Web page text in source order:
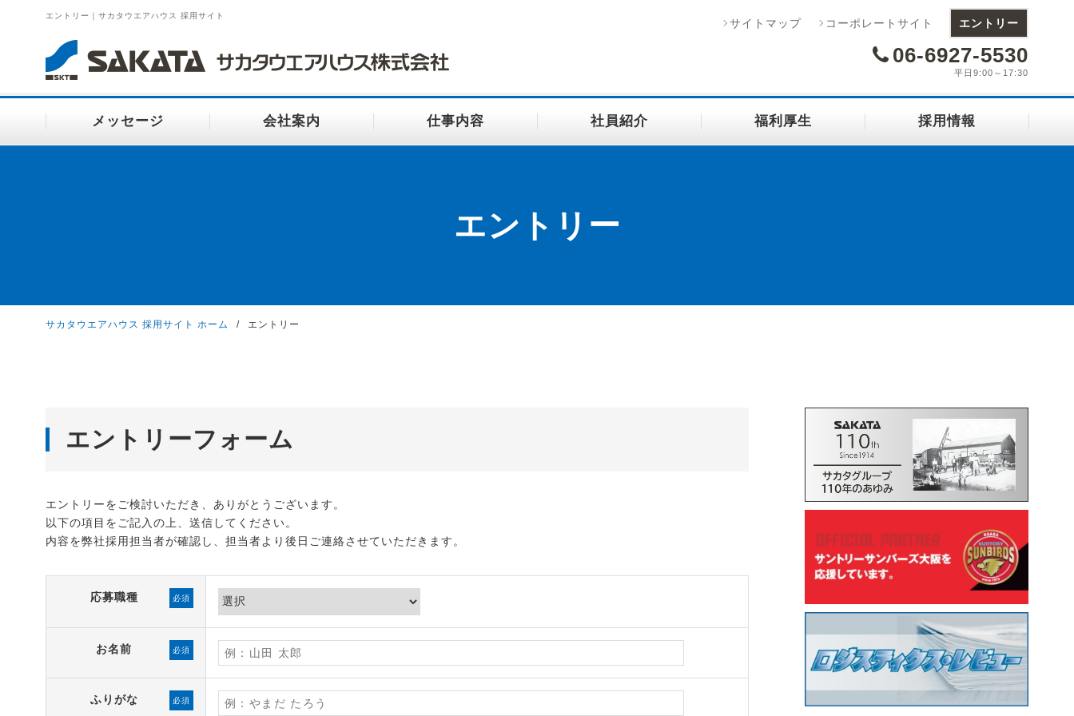
エントリー｜サカタウエアハウス 採用サイト
06-6927-5530
平日9:00～17:30
サイトマップ コーポレートサイト エントリー
メッセージ 会社案内 仕事内容 社員紹介 福利厚生 採用情報
エントリー
サカタウエアハウス 採用サイト ホーム エントリー
エントリーフォーム
エントリーをご検討いただき、ありがとうございます。
以下の項目をご記入の上、送信してください。
内容を弊社採用担当者が確認し、担当者より後日ご連絡させていただきます。
応募職種 必須
お名前 必須
ふりがな 必須